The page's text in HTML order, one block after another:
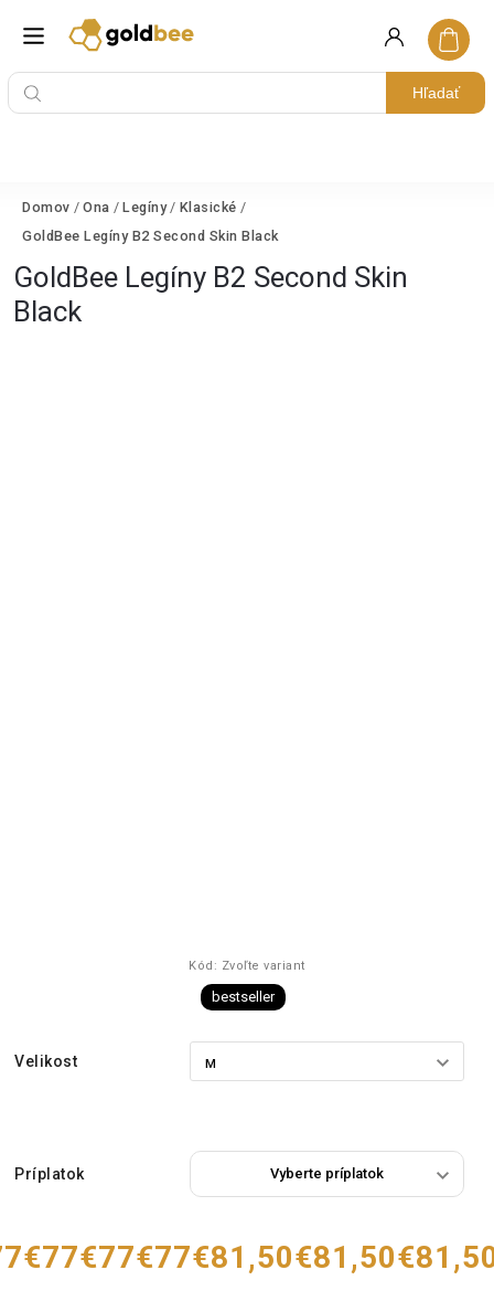
Hľadať
Domov / Ona / Legíny / Klasické /
GoldBee Legíny B2 Second Skin Black
GoldBee Legíny B2 Second Skin
Black
Kód: Zvoľte variant
bestseller
Velikost
Príplatok
€77€77€77€81,50€81,50